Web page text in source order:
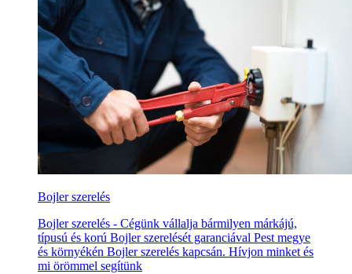
Bojler szerelés
Bojler szerelés - Cégünk vállalja bármilyen márkájú,
típusú és korú Bojler szerelését garanciával Pest megye
és környékén Bojler szerelés kapcsán. Hívjon minket és
mi örömmel segítünk